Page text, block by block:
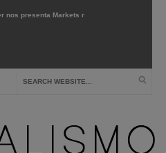
Markets not Capitalism »